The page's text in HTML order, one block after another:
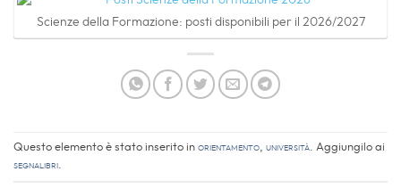
Scienze della Formazione: posti disponibili per il 2026/2027
Questo elemento è stato inserito in Orientamento, Università. Aggiungilo ai
segnalibri.